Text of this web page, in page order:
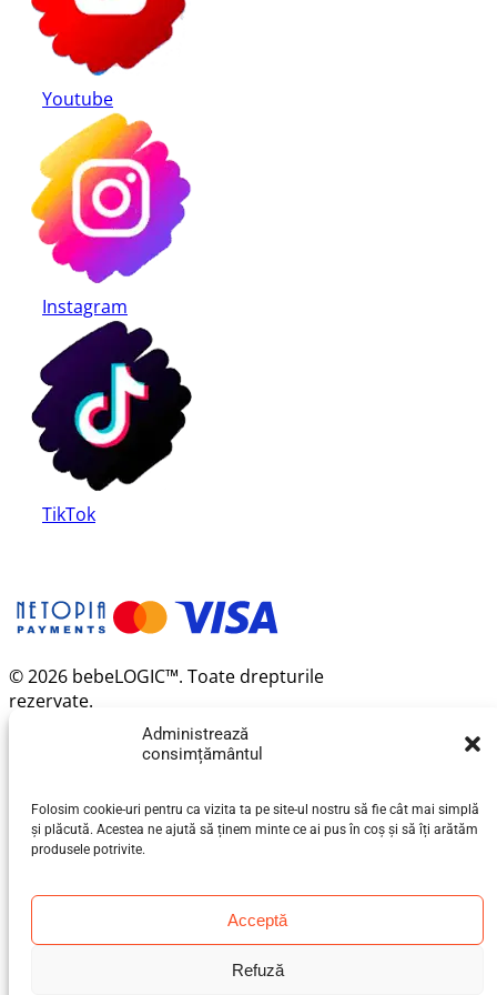
Administrează
consimțământul
Folosim cookie-uri pentru ca vizita ta pe site-ul nostru să fie cât mai simplă
și plăcută. Acestea ne ajută să ținem minte ce ai pus în coș și să îți arătăm
produsele potrivite.
Acceptă
Refuză
Youtube
Instagram
TikTok
© 2026 bebeLOGIC™. Toate drepturile
rezervate.